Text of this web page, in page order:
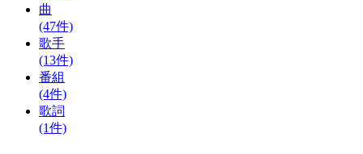
曲
(47件)
歌手
(13件)
番組
(4件)
歌詞
(1件)